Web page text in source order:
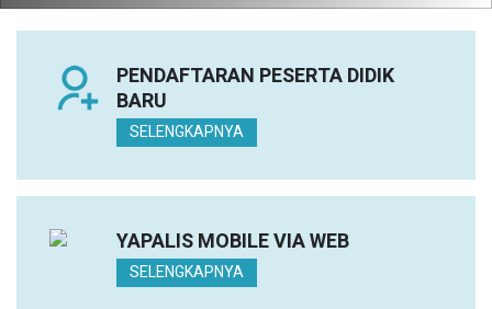
PENDAFTARAN PESERTA DIDIK
BARU
SELENGKAPNYA
YAPALIS MOBILE VIA WEB
SELENGKAPNYA